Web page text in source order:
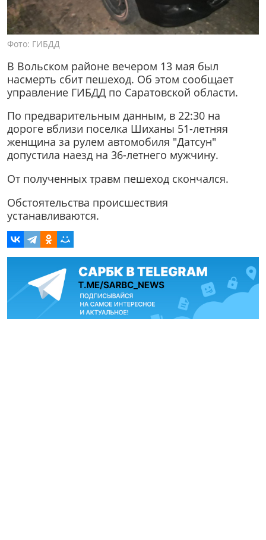
Фото: ГИБДД
В Вольском районе вечером 13 мая был
насмерть сбит пешеход. Об этом сообщает
управление ГИБДД по Саратовской области.
По предварительным данным, в 22:30 на
дороге вблизи поселка Шиханы 51-летняя
женщина за рулем автомобиля "Датсун"
допустила наезд на 36-летнего мужчину.
От полученных травм пешеход скончался.
Обстоятельства происшествия
устанавливаются.